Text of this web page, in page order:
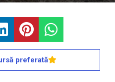
preferată